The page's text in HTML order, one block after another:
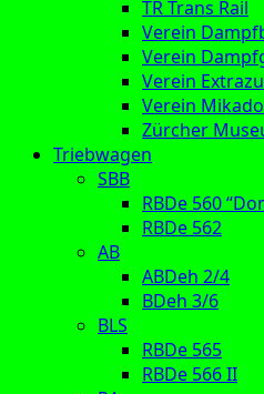
TR Trans Rail
Verein
Verein
Verein
Verein Mikado
Zürcher
Triebwagen
SBB
RBDe 560
RBDe 562
AB
ABDeh 2/4
BDeh 3/6
BLS
RBDe 565
RBDe 566 II